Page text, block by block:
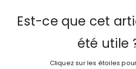
Est-ce que cet
été utile
Cliquez sur les étoiles